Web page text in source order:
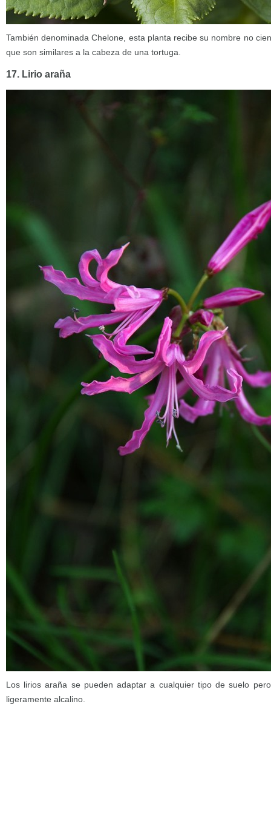
También denominada Chelone, esta planta recibe su nombre no
que son similares a la cabeza de una tortuga.
17. Lirio araña
Los lirios araña se pueden adaptar a cualquier tipo de suelo
ligeramente alcalino.